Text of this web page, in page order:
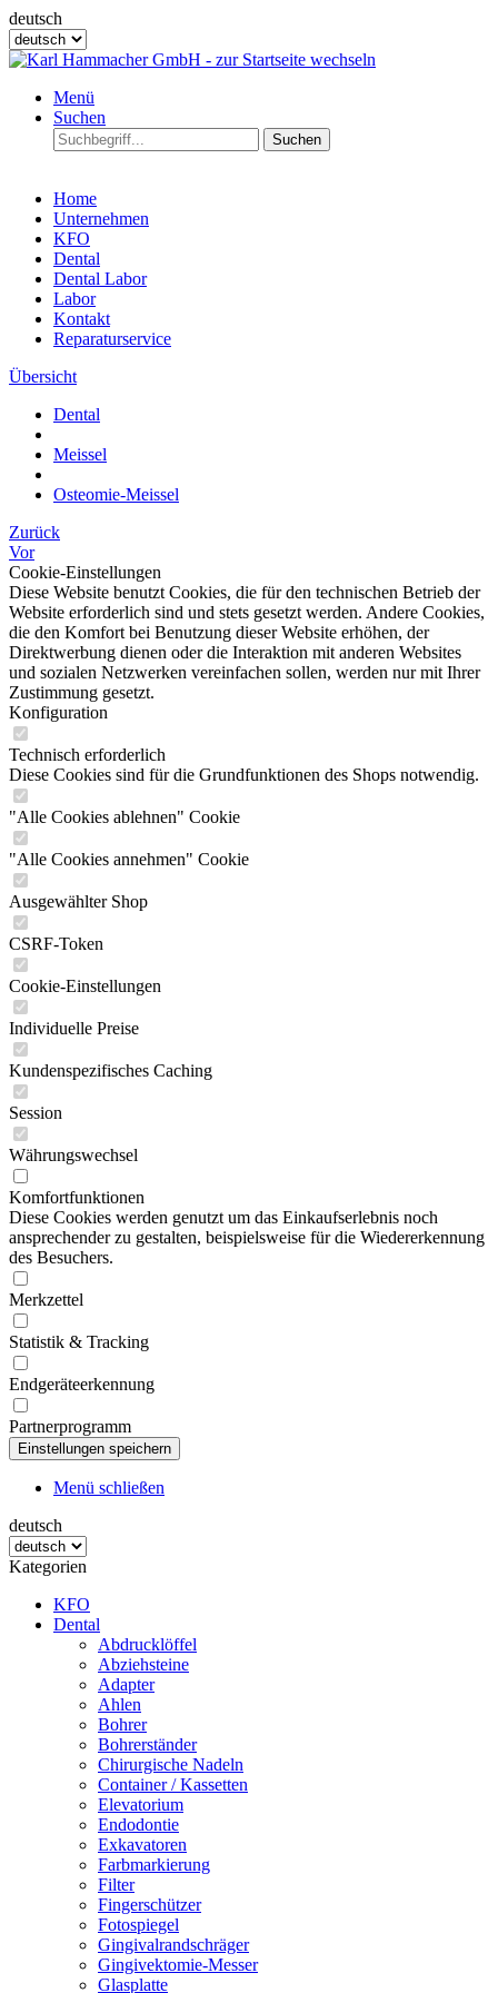
deutsch
Menü
Suchen
Suchen
Home
Unternehmen
KFO
Dental
Dental Labor
Labor
Kontakt
Reparaturservice
Übersicht
Dental
Meissel
Osteomie-Meissel
Zurück
Vor
Cookie-Einstellungen
Diese Website benutzt Cookies, die für den technischen Betrieb der
Website erforderlich sind und stets gesetzt werden. Andere Cookies,
die den Komfort bei Benutzung dieser Website erhöhen, der
Direktwerbung dienen oder die Interaktion mit anderen Websites
und sozialen Netzwerken vereinfachen sollen, werden nur mit Ihrer
Zustimmung gesetzt.
Konfiguration
Technisch erforderlich
Diese Cookies sind für die Grundfunktionen des Shops notwendig.
"Alle Cookies ablehnen" Cookie
"Alle Cookies annehmen" Cookie
Ausgewählter Shop
CSRF-Token
Cookie-Einstellungen
Individuelle Preise
Kundenspezifisches Caching
Session
Währungswechsel
Komfortfunktionen
Diese Cookies werden genutzt um das Einkaufserlebnis noch
ansprechender zu gestalten, beispielsweise für die Wiedererkennung
des Besuchers.
Merkzettel
Statistik & Tracking
Endgeräteerkennung
Partnerprogramm
Menü schließen
deutsch
Kategorien
KFO
Dental
Abdrucklöffel
Abziehsteine
Adapter
Ahlen
Bohrer
Bohrerständer
Chirurgische Nadeln
Container / Kassetten
Elevatorium
Endodontie
Exkavatoren
Farbmarkierung
Filter
Fingerschützer
Fotospiegel
Gingivalrandschräger
Gingivektomie-Messer
Glasplatte